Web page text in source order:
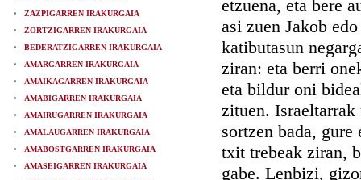
ZAZPIGARREN IRAKURGAIA
ZORTZIGARREN IRAKURGAIA
BEDERATZIGARREN IRAKURGAIA
AMARGARREN IRAKURGAIA
AMAIKAGARREN IRAKURGAIA
AMABIGARREN IRAKURGAIA
AMAIRUGARREN IRAKURGAIA
AMALAUGARREN IRAKURGAIA
AMABOSTGARREN IRAKURGAIA
AMASEIGARREN IRAKURGAIA
etzuena, eta bere
asi zuen Jakob
katibutasun
ziran: eta berri
eta bildur oni
zituen.
sortzen bada,
txit trebeak ziran,
gabe. Lenbizi,